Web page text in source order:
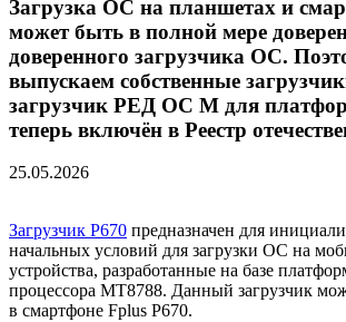
Загрузка ОС на планшетах и
может быть в полной мере
доверенного загрузчика ОС.
выпускаем собственные
загрузчик РЕД ОС М для
теперь включён в Реестр
25.05.2026
Загрузчик Р670 предназначен для
начальных условий для загрузки ОС на
устройства, разработанные на базе
процессора МТ8788. Данный загрузчик
в смартфоне Fplus P670.